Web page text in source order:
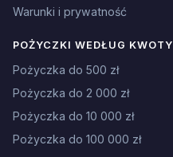
Warunki i prywatność
POŻYCZKI WEDŁUG KWOTY
Pożyczka do 500 zł
Pożyczka do 2 000 zł
Pożyczka do 10 000 zł
Pożyczka do 100 000 zł